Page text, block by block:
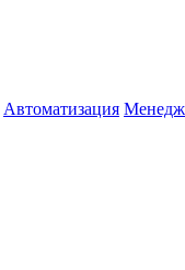
Автоматизация